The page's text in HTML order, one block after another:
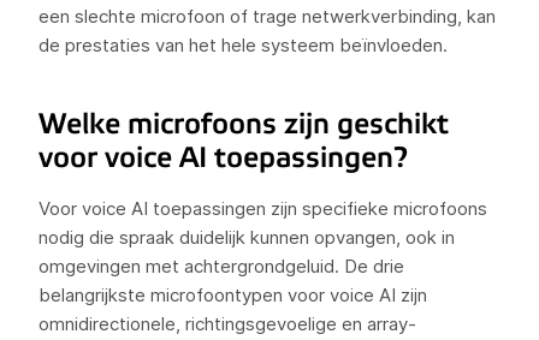
een slechte microfoon of trage netwerkverbinding, kan
de prestaties van het hele systeem beïnvloeden.
Welke microfoons zijn geschikt
voor voice AI toepassingen?
Voor voice AI toepassingen zijn specifieke microfoons
nodig die spraak duidelijk kunnen opvangen, ook in
omgevingen met achtergrondgeluid. De drie
belangrijkste microfoontypen voor voice AI zijn
omnidirectionele, richtingsgevoelige en array-